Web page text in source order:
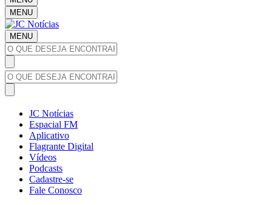
MENU
MENU
JC Notícias
Espacial FM
Aplicativo
Flagrante Digital
Vídeos
Podcasts
Cadastre-se
Fale Conosco